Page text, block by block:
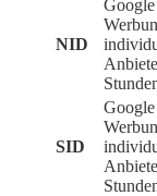
NID
SID